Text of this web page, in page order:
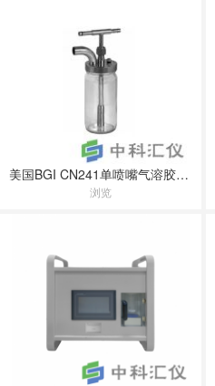
美国BGI CN241单喷嘴气溶胶发生器喷雾器(科里森雾化器)
浏览